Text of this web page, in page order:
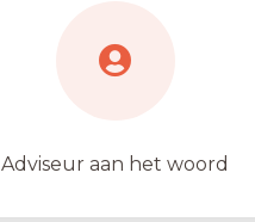
Adviseur aan het woord